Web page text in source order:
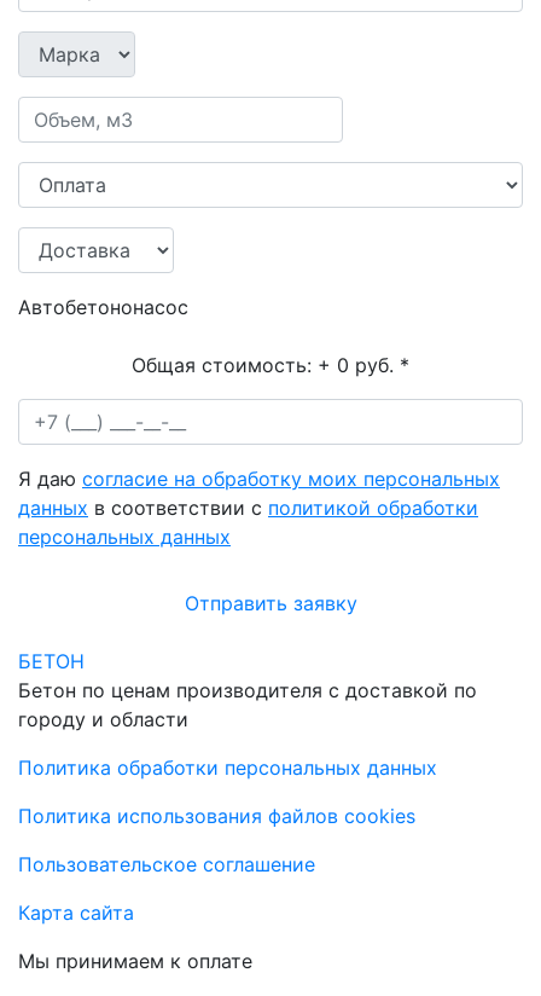
Автобетононасос
Общая стоимость: + 0 руб. *
Я даю согласие на обработку моих персональных
данных в соответствии с политикой обработки
персональных данных
Отправить заявку
БЕТОН
Бетон по ценам производителя с доставкой по
городу и области
Политика обработки персональных данных
Политика использования файлов cookies
Пользовательское соглашение
Карта сайта
Мы принимаем к оплате